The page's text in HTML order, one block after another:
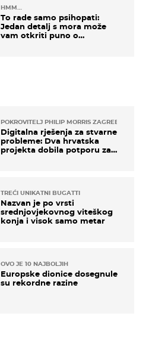
HMM…
To rade samo psihopati:
Jedan detalj s mora može
vam otkriti puno o
POKROVITELJ PHILIP MORRIS ZAGREB
Digitalna rješenja za stvarne
probleme: Dva hrvatska
projekta dobila potporu za
TREĆI UNIKATNI BUGATTI
Nazvan je po vrsti
srednjovjekovnog viteškog
konja i visok samo metar
OVO JE 10 NAJBOLJIH
Europske dionice dosegnule
su rekordne razine